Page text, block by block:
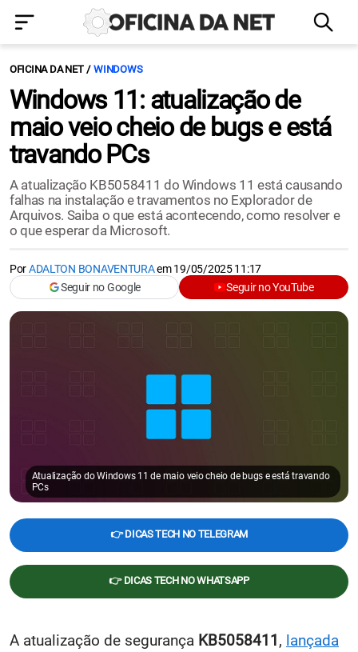
OFICINA DA NET WINDOWS
Windows 11: atualização de
maio veio cheio de bugs e está
travando PCs
A atualização KB5058411 do Windows 11 está causando
falhas na instalação e travamentos no Explorador de
Arquivos. Saiba o que está acontecendo, como resolver e
o que esperar da Microsoft.
PorADALTON BONAVENTURAem19/05/2025 11:17
Seguir no Google
Seguir no YouTube
Atualização do Windows 11 de maio veio cheio de bugs e está travando
PCs
👉 DICAS TECH NO TELEGRAM
👉 DICAS TECH NO WHATSAPP
A atualização de segurança KB5058411, lançada